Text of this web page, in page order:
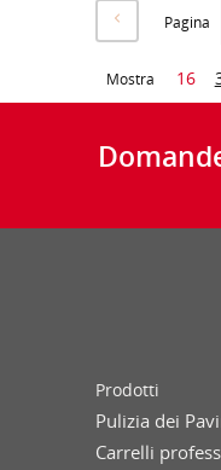
Pagina
Mostra 16
Prodotti
Pulizia dei
Carrelli